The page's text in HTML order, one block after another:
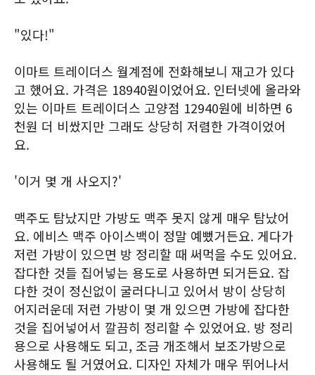
"있다!"
이마트 트레이더스 월계점에 전화해보니 재고가 있다
고 했어요. 가격은 18940원이었어요. 인터넷에 올라와
있는 이마트 트레이더스 고양점 12940원에 비하면 6
천원 더 비쌌지만 그래도 상당히 저렴한 가격이었어
요.
'이거 몇 개 사오지?'
맥주도 탐났지만 가방도 맥주 못지 않게 매우 탐났어
요. 에비스 맥주 아이스백이 정말 예뻤거든요. 게다가
저런 가방이 있으면 방 정리할 때 써먹을 수도 있어요.
잡다한 것들 집어넣는 용도로 사용하면 되거든요. 잡
다한 것이 정신없이 굴러다니고 있어서 방이 상당히
어지러운데 저런 가방이 몇 개 있으면 가방에 잡다한
것을 집어넣어서 깔끔히 정리할 수 있었어요. 방 정리
용으로 사용해도 되고, 조금 개조해서 보조가방으로
사용해도 될 거였어요. 디자인 자체가 매우 뛰어나서